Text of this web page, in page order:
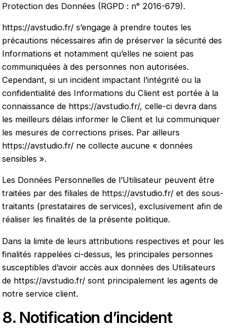
Protection des Données (RGPD : n° 2016-679).
https://avstudio.fr/ s’engage à prendre toutes les
précautions nécessaires afin de préserver la sécurité des
Informations et notamment qu’elles ne soient pas
communiquées à des personnes non autorisées.
Cependant, si un incident impactant l’intégrité ou la
confidentialité des Informations du Client est portée à la
connaissance de https://avstudio.fr/, celle-ci devra dans
les meilleurs délais informer le Client et lui communiquer
les mesures de corrections prises. Par ailleurs
https://avstudio.fr/ ne collecte aucune « données
sensibles ».
Les Données Personnelles de l’Utilisateur peuvent être
traitées par des filiales de https://avstudio.fr/ et des sous-
traitants (prestataires de services), exclusivement afin de
réaliser les finalités de la présente politique.
Dans la limite de leurs attributions respectives et pour les
finalités rappelées ci-dessus, les principales personnes
susceptibles d’avoir accès aux données des Utilisateurs
de https://avstudio.fr/ sont principalement les agents de
notre service client.
8. Notification d’incident